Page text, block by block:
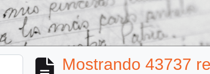
Mostrando 43737